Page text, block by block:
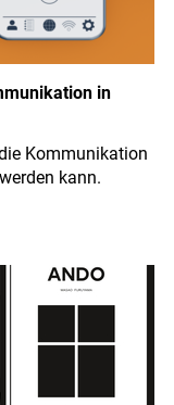
in
Kommunikation
kann.